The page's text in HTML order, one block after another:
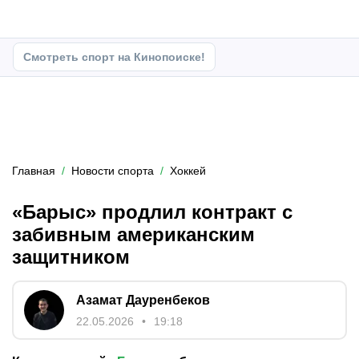
Смотреть спорт на Кинопоиске!
Главная Новости спорта Хоккей
«Барыс» продлил контракт с
забивным американским
защитником
Азамат Дауренбеков
22.05.2026 19:18